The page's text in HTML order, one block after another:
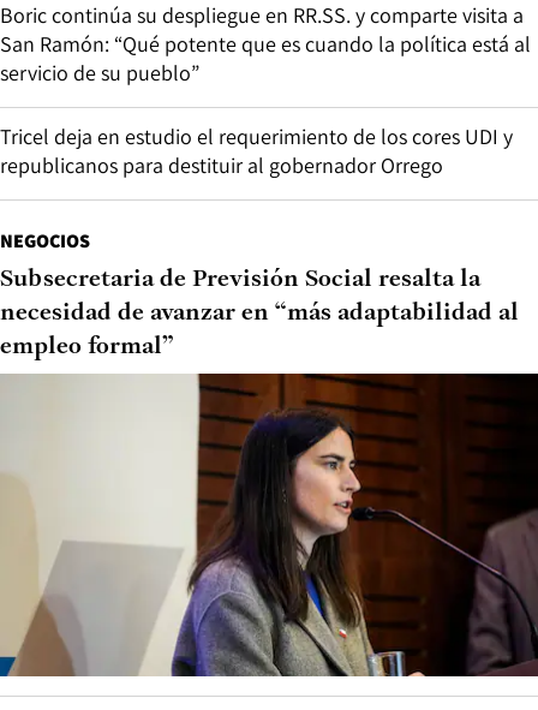
Boric continúa su despliegue en RR.SS. y comparte visita a
San Ramón: “Qué potente que es cuando la política está al
servicio de su pueblo”
Tricel deja en estudio el requerimiento de los cores UDI y
republicanos para destituir al gobernador Orrego
NEGOCIOS
Subsecretaria de Previsión Social resalta la
necesidad de avanzar en “más adaptabilidad al
empleo formal”